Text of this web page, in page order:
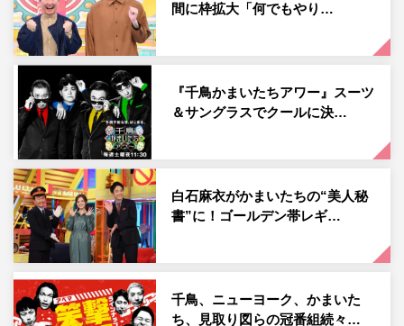
濱家は「どういうことなん!?」と疑問を呈しつつも、山内
は「この形やったんちゃう」と何かを発見した模様。他3
つのアンケートにも注目だ。
番組後半では、「忙しい人気者でも、仕事と仕事の間でな
らおしゃべりできる、知らんけど」と題し、サンドウィッ
チマンをゲストに迎え、移動中のキャンピングカーの中で
のおしゃべり企画を送る。
関西ローカルの番組への登場について、サンドウィッチマ
ンの2人は「交換条件で仙台の番組に出てもらう」とジャ
ブを打つ。かまいたちの印象について尋ねられた伊達みき
おは「山内は常に先のボケを考えている感じ。濱家君はな
間に枠拡大「何でもやり…
『千鳥かまいたちアワー』スーツ
＆サングラスでクールに決…
白石麻衣がかまいたちの“美人秘
書”に！ゴールデン帯レギ…
千鳥、ニューヨーク、かまいた
ち、見取り図らの冠番組続々…